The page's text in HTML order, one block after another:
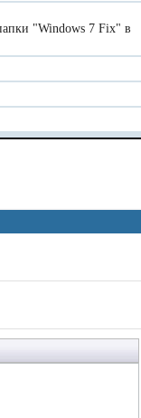
"Windows 7 Fix" в